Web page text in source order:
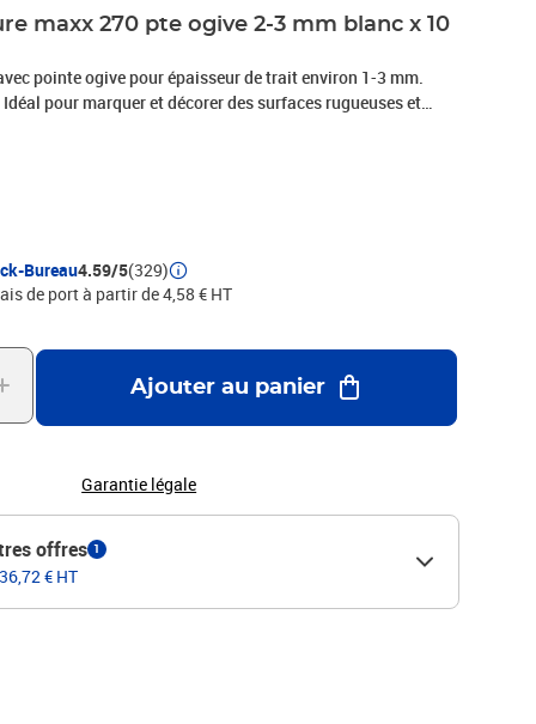
maxx 270 pte ogive 2-3 mm blanc x 10
pointe ogive pour épaisseur de trait environ 1-3 mm.
pour marquer et décorer des surfaces rugueuses et
plastique, verre, métal, céramique, etc. Fort pouvoir
à l´eau et au temps, résistante à la chaleur jusqu´à
et au lavage. Le débit d´encre est modulé par valve,
marqueur est soudé sous film, pointe
NON CONTRACTUELLES
Bureau4.59/5(329)
de port à partir de 4,58 € HT
Ajouter au panier
Garantie légale
offres 1
€ HT